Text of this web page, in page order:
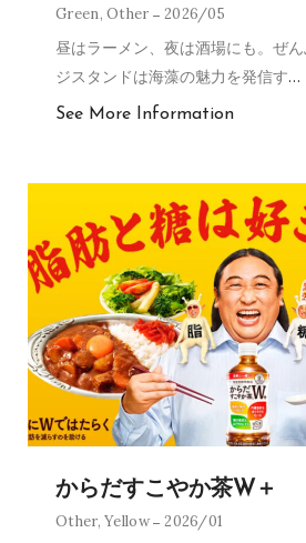
Green,Other 2026/05
昼はラーメン、夜は酒場にも。ぜ
ジスタンドは海藻の魅力を発信す…
See More Information
からだすこやか茶W＋
Other,Yellow 2026/01